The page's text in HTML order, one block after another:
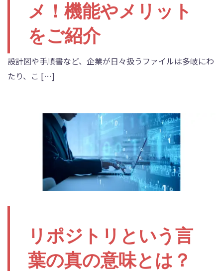
メ！機能やメリット
をご紹介
設計図や手順書など、企業が日々扱うファイルは多岐にわ
たり、こ […]
リポジトリという言
葉の真の意味とは？